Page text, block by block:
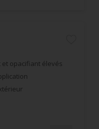
et opacifiant élevés